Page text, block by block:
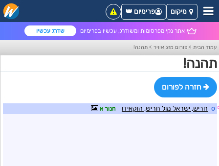
אתר נקי מפרסומות ומשודרג, עכשיו בפרימיום שדרג עכשיו
מיקום פרימיום 👑
עמוד הבית > פורום מזג אוויר > תהנה!
תהנה!
חזרה לפורום
o חריש, ישראל מול חריש, הוקאידו חנוך א